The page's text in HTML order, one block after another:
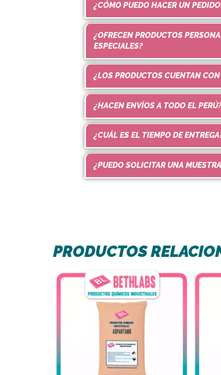
¿CÓMO PUEDO HACER UN
¿OFRECEN PRODUCTOS
ESPECIALES?
¿LOS PRODUCTOS CUENTAN
¿HACEN ENVÍOS A TODO EL
¿CUÁL ES EL TIEMPO DE
¿PUEDO SOLICITAR UNA
PRODUCTOS